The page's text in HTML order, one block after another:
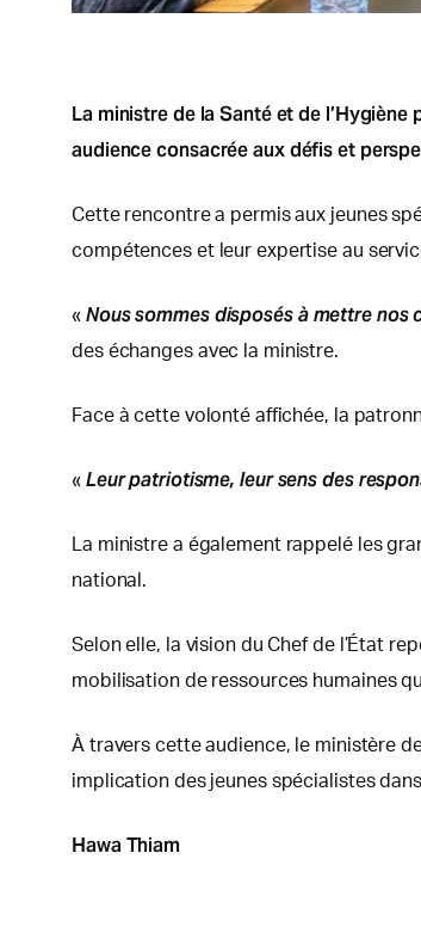
La ministre de la Santé et de
audience consacrée aux défis et
Cette rencontre a permis aux jeunes
compétences et leur expertise au
« Nous sommes disposés à mettre nos
des échanges avec la ministre.
Face à cette volonté affichée, la
«Leur patriotisme, leur sens des
La ministre a également rappelé les
national.
Selon elle, la vision du Chef de l’État
mobilisation de ressources humaines
À travers cette audience, le ministère
implication des jeunes spécialistes
Hawa Thiam